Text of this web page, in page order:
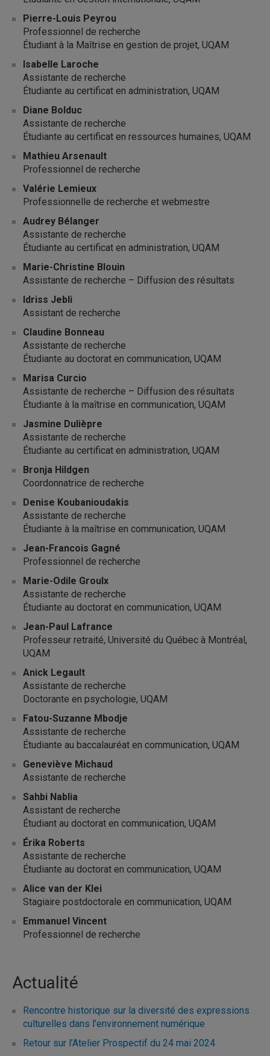
Pierre-Louis Peyrou
Professionnel de recherche
Étudiant à la Maîtrise en gestion de projet, UQAM
Isabelle Laroche
Assistante de recherche
Étudiante au certificat en administration, UQAM
Diane Bolduc
Assistante de recherche
Étudiante au certificat en ressources humaines, UQAM
Mathieu Arsenault
Professionnel de recherche
Valérie Lemieux
Professionnelle de recherche et webmestre
Audrey Bélanger
Assistante de recherche
Étudiante au certificat en administration, UQAM
Marie-Christine Blouin
Assistante de recherche – Diffusion des résultats
Idriss Jebli
Assistant de recherche
Claudine Bonneau
Assistante de recherche
Étudiante au doctorat en communication, UQAM
Marisa Curcio
Assistante de recherche – Diffusion des résultats
Étudiante à la maîtrise en communication, UQAM
Jasmine Dulièpre
Assistante de recherche
Étudiante au certificat en administration, UQAM
Bronja Hildgen
Coordonnatrice de recherche
Denise Koubanioudakis
Assistante de recherche
Étudiante à la maîtrise en communication, UQAM
Jean-Francois Gagné
Professionnel de recherche
Marie-Odile Groulx
Assistante de recherche
Étudiante au doctorat en communication, UQAM
Jean-Paul Lafrance
Professeur retraité, Université du Québec à Montréal,
UQAM
Anick Legault
Assistante de recherche
Doctorante en psychologie, UQAM
Fatou-Suzanne Mbodje
Assistante de recherche
Étudiante au baccalauréat en communication, UQAM
Geneviève Michaud
Assistante de recherche
Sahbi Nablia
Assistant de recherche
Étudiant au doctorat en communication, UQAM
Érika Roberts
Assistante de recherche
Étudiante au doctorat en communication, UQAM
Alice van der Klei
Stagiaire postdoctorale en communication, UQAM
Emmanuel Vincent
Professionnel de recherche
Actualité
Rencontre historique sur la diversité des expressions
culturelles dans l’environnement numérique
Retour sur l’Atelier Prospectif du 24 mai 2024